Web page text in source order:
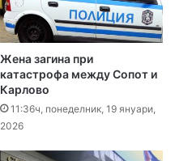
Жена загина при
катастрофа между Сопот и
Карлово
11:36ч, понеделник, 19 януари,
2026